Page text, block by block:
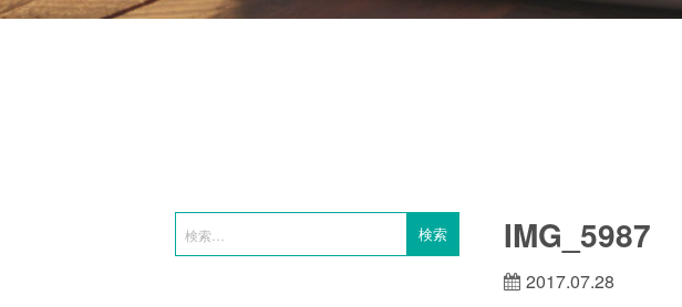
IMG_5987
2017.07.28